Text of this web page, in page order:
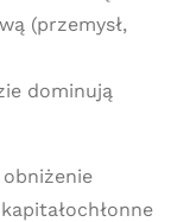
(przemysł,
dominują